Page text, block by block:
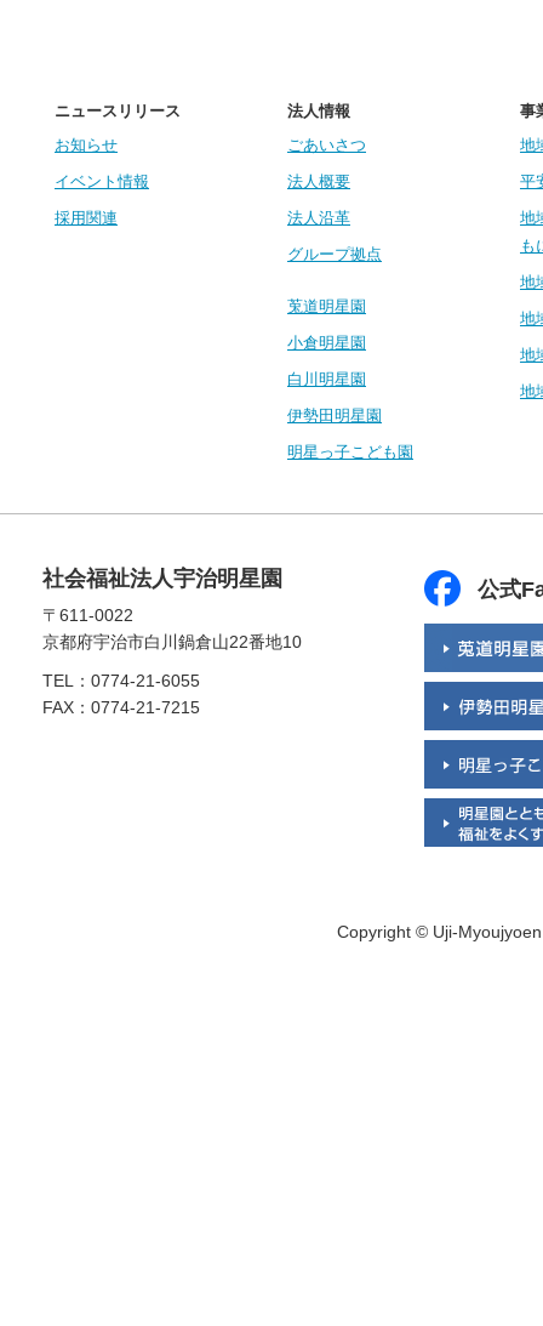
ニュースリリース
お知らせ
イベント情報
採用関連
法人情報
ごあいさつ
法人概要
法人沿革
グループ拠点
莵道明星園
小倉明星園
白川明星園
伊勢田明星園
明星っ子こども園
事
地
平
地
も
地
地
地
地
社会福祉法人宇治明星園
〒611-0022
京都府宇治市白川鍋倉山22番地10
TEL：0774-21-6055
FAX：0774-21-7215
公式
Copyright © Uji-